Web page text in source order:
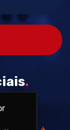
.